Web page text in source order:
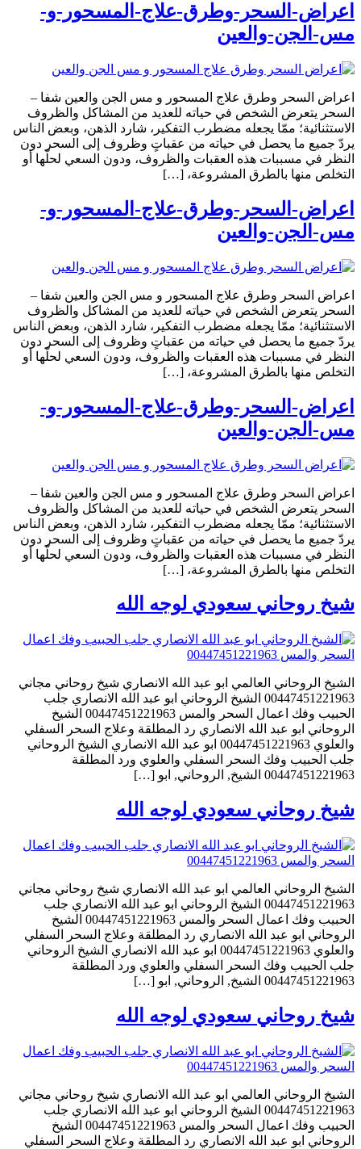
اعراض-السحر-وطرق-علاج-المسحور-و-
مس-الجن-والعين
اعراض السحر وطرق علاج المسحور و مس الجن والعين شفا –
السحر يتعرض الشخص في حياته للعديد من المشاكل والظروف
الاستثنائية؛ ممّا يجعله مضطرب التفكير، شارد الذهن، وبعض الناس
يردّ جميع ما يحصل في حياته من عقباتٍ وظروف إلى السحر دون
النظر في مسببات هذه العقبات والظروف، ودون السعي لحلّها أو
التخلص منها بالطرق المشروعة، […]
اعراض-السحر-وطرق-علاج-المسحور-و-
مس-الجن-والعين
اعراض السحر وطرق علاج المسحور و مس الجن والعين شفا –
السحر يتعرض الشخص في حياته للعديد من المشاكل والظروف
الاستثنائية؛ ممّا يجعله مضطرب التفكير، شارد الذهن، وبعض الناس
يردّ جميع ما يحصل في حياته من عقباتٍ وظروف إلى السحر دون
النظر في مسببات هذه العقبات والظروف، ودون السعي لحلّها أو
التخلص منها بالطرق المشروعة، […]
اعراض-السحر-وطرق-علاج-المسحور-و-
مس-الجن-والعين
اعراض السحر وطرق علاج المسحور و مس الجن والعين شفا –
السحر يتعرض الشخص في حياته للعديد من المشاكل والظروف
الاستثنائية؛ ممّا يجعله مضطرب التفكير، شارد الذهن، وبعض الناس
يردّ جميع ما يحصل في حياته من عقباتٍ وظروف إلى السحر دون
النظر في مسببات هذه العقبات والظروف، ودون السعي لحلّها أو
التخلص منها بالطرق المشروعة، […]
شيخ روحاني سعودي لوجه الله
الشيخ الروحاني العالمي ابو عبد الله الانصاري شيخ روحاني مجاني
00447451221963 الشيخ الروحاني ابو عبد الله الانصاري جلب
الحبيب وفك اعمال السحر والمس 00447451221963 الشيخ
الروحاني ابو عبد الله الانصاري رد المطلقة وعلاج السحر السفلي
والعلوي 00447451221963 ابو عبد الله الانصاري الشيخ الروحاني
جلب الحبيب وفك السحر السفلي والعلوي ورد المطلقة
00447451221963 الشيخ, الروحاني, ابو […]
شيخ روحاني سعودي لوجه الله
الشيخ الروحاني العالمي ابو عبد الله الانصاري شيخ روحاني مجاني
00447451221963 الشيخ الروحاني ابو عبد الله الانصاري جلب
الحبيب وفك اعمال السحر والمس 00447451221963 الشيخ
الروحاني ابو عبد الله الانصاري رد المطلقة وعلاج السحر السفلي
والعلوي 00447451221963 ابو عبد الله الانصاري الشيخ الروحاني
جلب الحبيب وفك السحر السفلي والعلوي ورد المطلقة
00447451221963 الشيخ, الروحاني, ابو […]
شيخ روحاني سعودي لوجه الله
الشيخ الروحاني العالمي ابو عبد الله الانصاري شيخ روحاني مجاني
00447451221963 الشيخ الروحاني ابو عبد الله الانصاري جلب
الحبيب وفك اعمال السحر والمس 00447451221963 الشيخ
الروحاني ابو عبد الله الانصاري رد المطلقة وعلاج السحر السفلي